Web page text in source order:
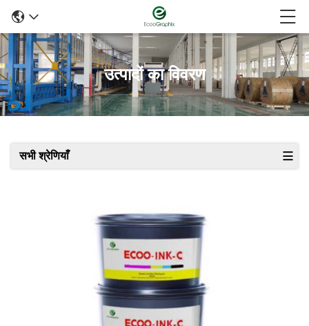
उत्पादों का विवरण
सभी श्रेणियाँ